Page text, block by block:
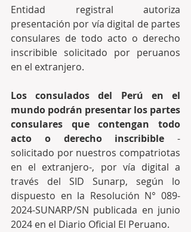
Entidad registral autoriza
presentación por vía digital de partes
consulares de todo acto o derecho
inscribible solicitado por peruanos
en el extranjero.
Los consulados del Perú en el
mundo podrán presentar los partes
consulares que contengan todo
acto o derecho inscribible -
solicitado por nuestros compatriotas
en el extranjero-, por vía digital a
través del SID Sunarp, según lo
dispuesto en la Resolución N° 089-
2024-SUNARP/SN publicada en junio
2024 en el Diario Oficial El Peruano.